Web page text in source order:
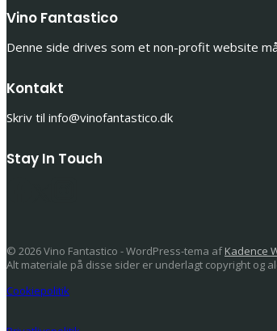
Vino Fantastico
Denne side drives som et non-profit website
Kontakt
Skriv til info@vinofantastico.dk
Stay In Touch
© 2026 Vino Fantastico - WordPress-tema afKadence
Alt materiale på disse sider er underlagt copyright og
Cookiepolitik